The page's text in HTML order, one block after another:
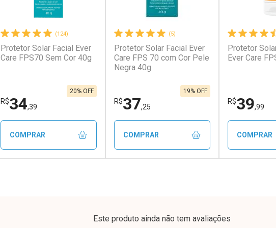
Ativar Desconto
Por R$ 584,35/cada
Por R$ 584,35/cada
Ativar Desconto
Por R$ 273,00/cada
Por R$ 273,00/cada
Ativar
Por R$
Por R$
(124)
Protetor Solar Facial Ever
Care FPS70 Sem Cor 40g
R$34,39
20% OFF
COMPRAR
(5)
Protetor Solar Facial Ever
Care FPS 70 com Cor Pele
Negra 40g
R$37,25
19% OFF
COMPRAR
Protetor
Ever Care
R$39,99
COMPRAR
Este produto ainda não tem avaliações